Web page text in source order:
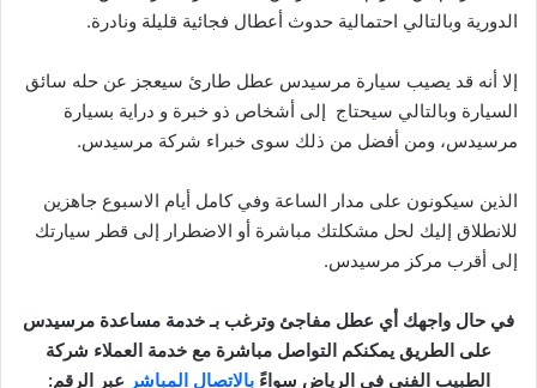
الدورية وبالتالي احتمالية حدوث أعطال فجائية قليلة ونادرة.
إلا أنه قد يصيب سيارة مرسيدس عطل طارئ سيعجز عن حله سائق
السيارة وبالتالي سيحتاج إلى أشخاص ذو خبرة و دراية بسيارة
مرسيدس، ومن أفضل من ذلك سوى خبراء شركة مرسيدس.
الذين سيكونون على مدار الساعة وفي كامل أيام الاسبوع جاهزين
للانطلاق إليك لحل مشكلتك مباشرة أو الاضطرار إلى قطر سيارتك
إلى أقرب مركز مرسيدس.
في حال واجهك أي عطل مفاجئ وترغب بـ خدمة مساعدة مرسيدس
على الطريق يمكنكم التواصل مباشرة مع خدمة العملاء شركة
الطبيب الفني في الرياض سواءًبالاتصال المباشر عبر الرقم: